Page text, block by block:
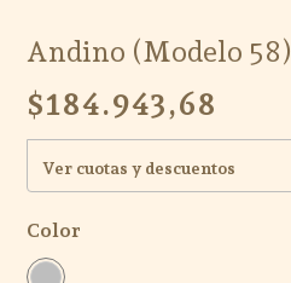
Andino (Modelo 58)
$184.943,68
Ver cuotas y descuentos
Color